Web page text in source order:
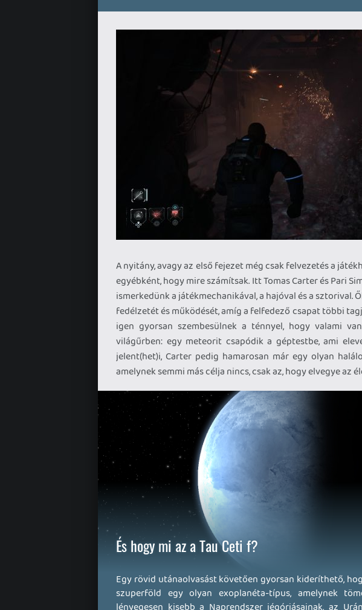
A nyitány, avagy az első fejezet még csak felvezetés a
egyébként, hogy mire számítsak. Itt Tomas Carter és Pari
ismerkedünk a játékmechanikával, a hajóval és a sztorival.
fedélzetét és működését, amíg a felfedező csapat többi
igen gyorsan szembesülnek a ténnyel, hogy valami
világűrben: egy meteorit csapódik a géptestbe, ami
jelent(het)i, Carter pedig hamarosan már egy olyan
amelynek semmi más célja nincs, csak az, hogy elvegye az
És hogy mi az a Tau Ceti f?
Egy rövid utánaolvasást követően gyorsan kideríthető,
szuperföld egy olyan exoplanéta-típus, amelynek
lényegesen kisebb a Naprendszer jégóriásainak, az